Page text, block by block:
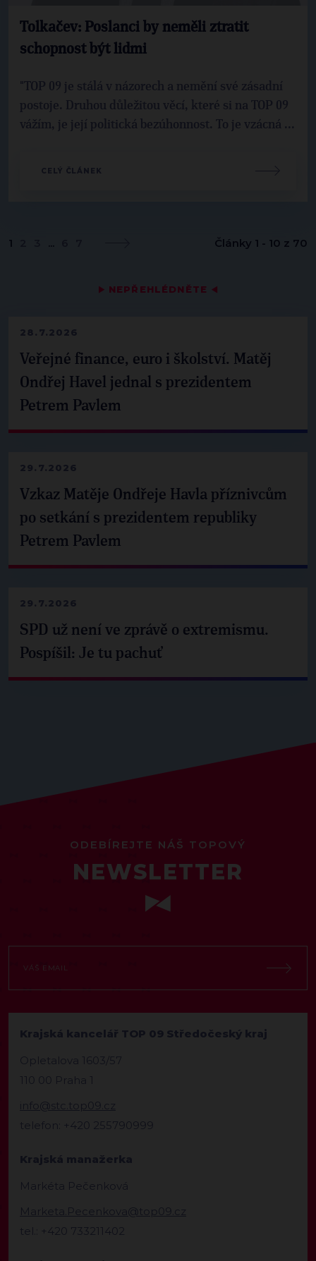
▶ NEPŘEHLÉDNĚTE ◀
28.7.2026
Veřejné finance, euro i školství. Matěj
Ondřej Havel jednal s prezidentem
Petrem Pavlem
29.7.2026
Vzkaz Matěje Ondřeje Havla příznivcům
po setkání s prezidentem republiky
Petrem Pavlem
29.7.2026
SPD už není ve zprávě o extremismu.
Pospíšil: Je tu pachuť
Tolkačev: Poslanci by neměli ztratit
schopnost být lidmi
"TOP 09 je stálá v názorech a nemění své zásadní
postoje. Druhou důležitou věcí, které si na TOP 09
vážím, je její politická bezúhonnost. To je vzácná ...
CELÝ ČLÁNEK
1 ... Články 1 - 10 z 70
ODEBÍREJTE NÁŠ TOPOVÝ
NEWSLETTER
Krajská kancelář TOP 09 Středočeský kraj
Opletalova 1603/57
110 00 Praha 1
info@stc.top09.cz
telefon: +420 255790999
Krajská manažerka
Markéta Pečenková
Marketa.Pecenkova@top09.cz
tel.: +420 733211402